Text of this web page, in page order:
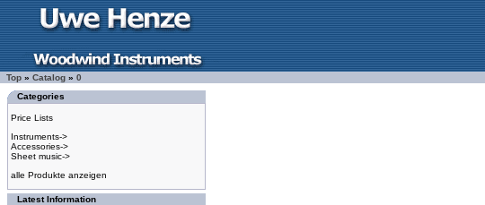
Top » Catalog » 0
Categories
Price Lists
Instruments->
Accessories->
Sheet music->
alle Produkte anzeigen
Latest Information